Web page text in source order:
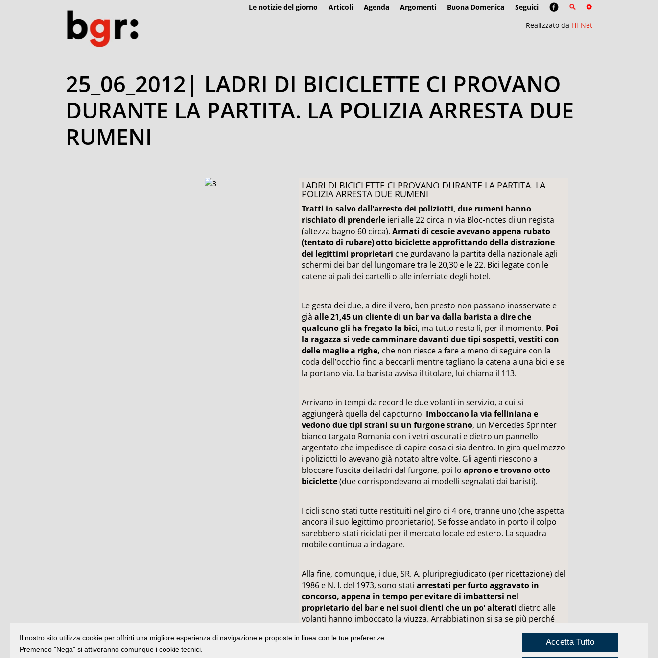
Le notizie del giorno Articoli Agenda Argomenti Buona Domenica
Seguici
Realizzato da Hi-Net
25_06_2012| LADRI DI BICICLETTE CI PROVANO
DURANTE LA PARTITA. LA POLIZIA ARRESTA DUE
RUMENI
LADRI DI BICICLETTE CI PROVANO DURANTE LA PARTITA. LA
POLIZIA ARRESTA DUE RUMENI
Tratti in salvo dall’arresto dei poliziotti, due rumeni hanno
rischiato di prenderleieri alle 22 circa in via Bloc-notes di un regista
(altezza bagno 60 circa). Armati di cesoie avevano appena rubato
(tentato di rubare) otto biciclette approfittando della distrazione
dei legittimi proprietari che gurdavano la partita della nazionale agli
schermi dei bar del lungomare tra le 20,30 e le 22. Bici legate con le
catene ai pali dei cartelli o alle inferriate degli hotel.
Le gesta dei due, a dire il vero, ben presto non passano inosservate e
già alle 21,45 un cliente di un bar va dalla barista a dire che
qualcuno gli ha fregato la bici, ma tutto resta lì, per il momento. Poi
la ragazza si vede camminare davanti due tipi sospetti, vestiti con
delle maglie a righe, che non riesce a fare a meno di seguire con la
coda dell’occhio fino a beccarli mentre tagliano la catena a una bici e se
la portano via. La barista avvisa il titolare, lui chiama il 113.
Arrivano in tempi da record le due volanti in servizio, a cui si
aggiungerà quella del capoturno. Imboccano la via felliniana e
vedono due tipi strani su un furgone strano, un Mercedes Sprinter
bianco targato Romania con i vetri oscurati e dietro un pannello
argentato che impedisce di capire cosa ci sia dentro. In giro quel mezzo
i poliziotti lo avevano già notato altre volte. Gli agenti riescono a
bloccare l’uscita dei ladri dal furgone, poi lo aprono e trovano otto
biciclette(due corrispondevano ai modelli segnalati dai baristi).
I cicli sono stati tutte restituiti nel giro di 4 ore, tranne uno (che aspetta
ancora il suo legittimo proprietario). Se fosse andato in porto il colpo
sarebbero stati riciclati per il mercato locale ed estero. La squadra
mobile continua a indagare.
Alla fine, comunque, i due, SR. A. pluripregiudicato (per ricettazione) del
1986 e N. I. del 1973, sono stati arrestati per furto aggravato in
concorso, appena in tempo per evitare di imbattersi nel
proprietario del bar e nei suoi clienti che un po’ alterati dietro alle
volanti hanno imboccato la viuzza. Arrabbiati non si sa se più perché
vistisi soffiare da sotto il naso le bici o se perché tutta quella storia gli
aveva rovinato la partita della nazionale.
Il nostro sito utilizza cookie per offrirti una migliore esperienza di navigazione e proposte in linea con le tue preferenze.
Premendo "Nega" si attiveranno comunque i cookie tecnici.
Accetta Tutto